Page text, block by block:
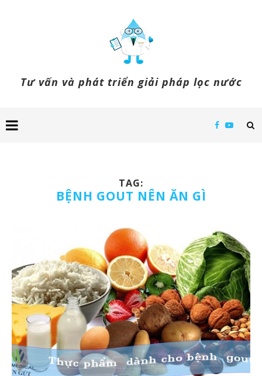
Tư vấn và phát triển giải pháp lọc nước
TAG:
BỆNH GOUT NÊN ĂN GÌ